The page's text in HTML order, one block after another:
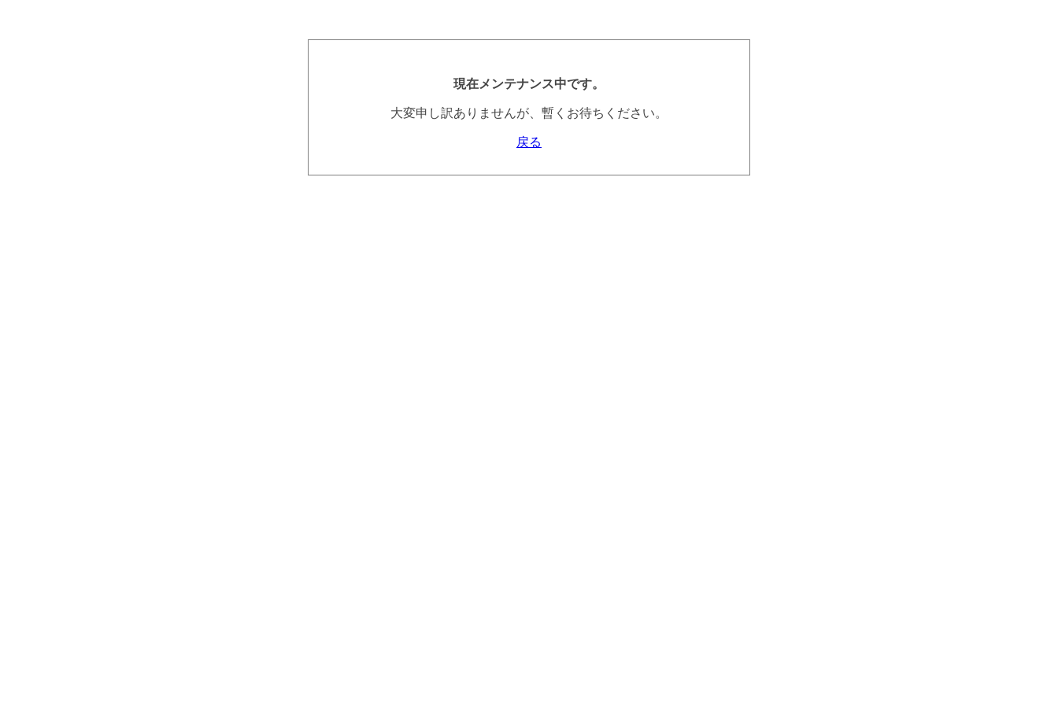
現在メンテナンス中です。
大変申し訳ありませんが、暫くお待ちください。
戻る